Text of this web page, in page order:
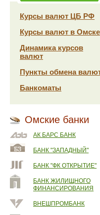
Курсы валют ЦБ РФ
Курсы валют в Омске
Динамика курсов
валют
Пункты обмена
Банкоматы
Омские банки
АК БАРС БАНК
БАНК "ЗАПАДНЫЙ"
БАНК "ФК ОТКРЫТИЕ"
БАНК ЖИЛИЩНОГО
ФИНАНСИРОВАНИЯ
ВНЕШПРОМБАНК